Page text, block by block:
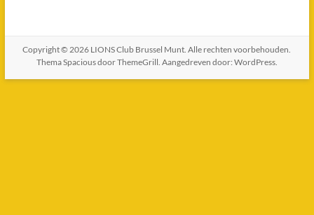
Copyright © 2026 LIONS Club Brussel Munt. Alle rechten voorbehouden.
ThemaSpaciousdoor ThemeGrill. Aangedreven door: WordPress.